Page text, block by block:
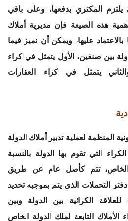
يلتزم المكتري بدفعها، وعلى باقي
هذه الصيغة فإن مديرية أملاك
بالاعتماد عليها، ويمكن أن نميز فيما
بين صنفين، الأول يتمثل في كراء
والثاني يتمثل في كراء العقارات
المنظمة لعملية تدبير أملاك الدولة
التي تقوم بها الدولة بالنسبة
الخاص، تتم كأصل عام عن طريق
التحملات الذي يتم بموجبه تحديد
الكرائية بين الدولة وبين
الأملاك التابعة لملك الدولة الخاص